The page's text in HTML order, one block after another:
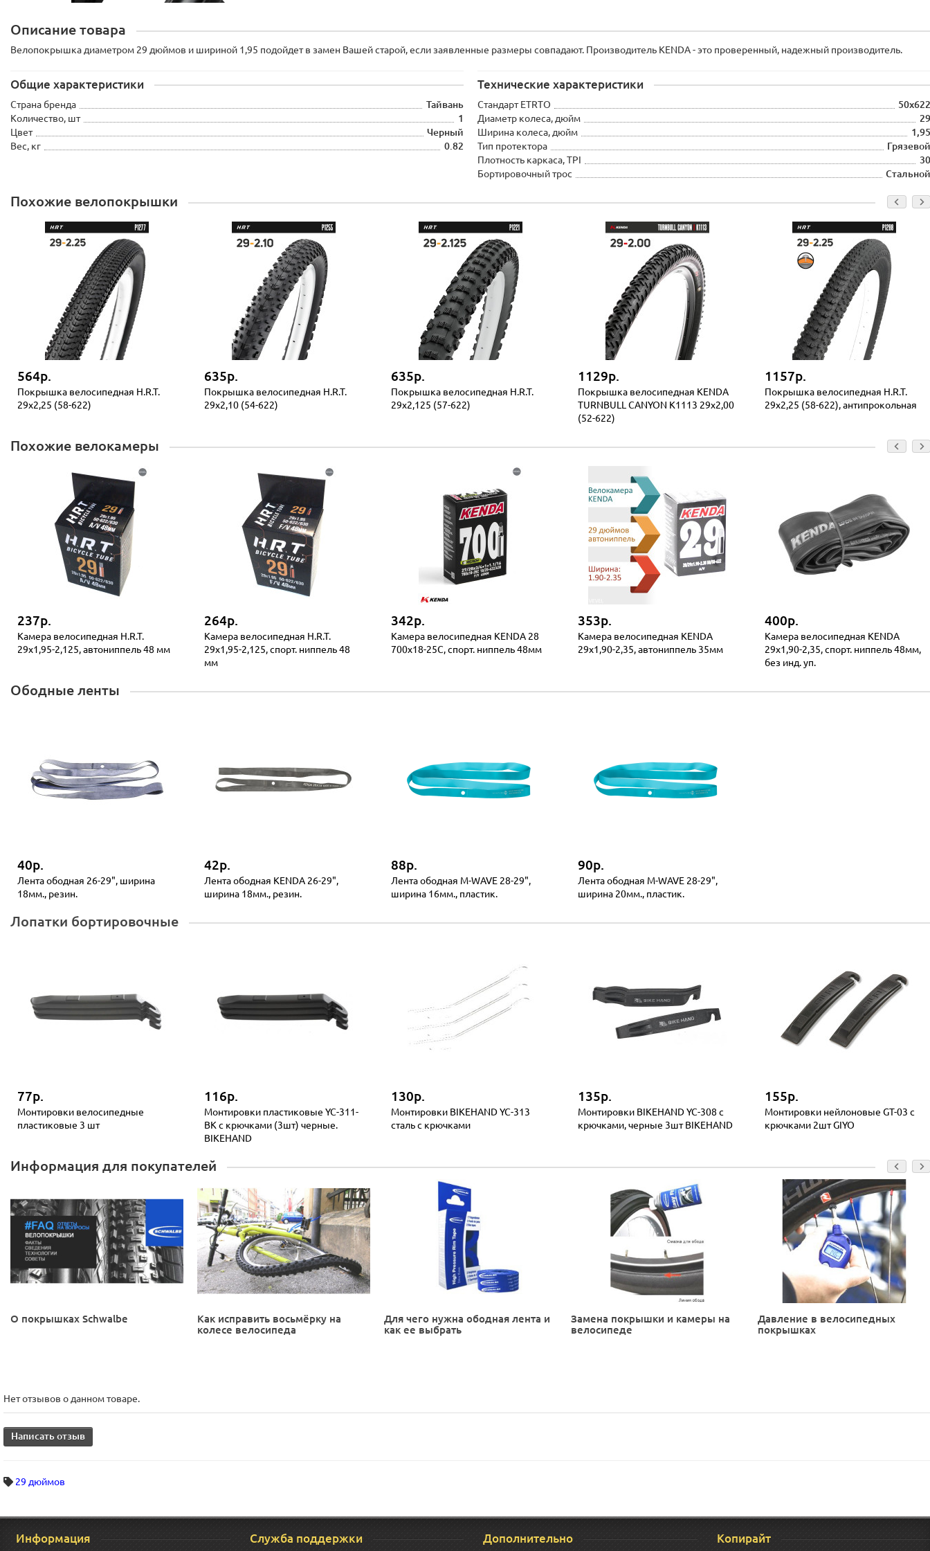
Описание товара
Велопокрышка диаметром 29 дюймов и шириной 1,95 подойдет в замен Вашей старой, если заявленные размеры совпадают. Производитель KENDA - это проверенный, надежный производитель.
Общие характеристики
Страна бренда
Тайвань
Количество, шт
1
Цвет
Черный
Вес, кг
0.82
Технические характеристики
Стандарт ETRTO
50х622
Диаметр колеса, дюйм
29
Ширина колеса, дюйм
1,95
Тип протектора
Грязевой
Плотность каркаса, TPI
30
Бортировочный трос
Стальной
Похожие велопокрышки
564р.
Покрышка велосипедная H.R.T.
29x2,25 (58-622)
635р.
Покрышка велосипедная H.R.T.
29x2,10 (54-622)
635р.
Покрышка велосипедная H.R.T.
29x2,125 (57-622)
1129р.
Покрышка велосипедная KENDA
TURNBULL CANYON K1113 29x2,00
(52-622)
1157р.
Покрышка велосипедная H.R.T.
29x2,25 (58-622), антипрокольная
Похожие велокамеры
237р.
Камера велосипедная H.R.T.
29x1,95-2,125, автониппель 48 мм
264р.
Камера велосипедная H.R.T.
29x1,95-2,125, спорт. ниппель 48
мм
342р.
Камера велосипедная KENDA 28
700х18-25C, спорт. ниппель 48мм
353р.
Камера велосипедная KENDA
29x1,90-2,35, автониппель 35мм
400р.
Камера велосипедная KENDA
29x1,90-2,35, спорт. ниппель 48мм,
без инд. уп.
Ободные ленты
40р.
Лента ободная 26-29", ширина
18мм., резин.
42р.
Лента ободная KENDA 26-29",
ширина 18мм., резин.
88р.
Лента ободная M-WAVE 28-29",
ширина 16мм., пластик.
90р.
Лента ободная M-WAVE 28-29",
ширина 20мм., пластик.
Лопатки бортировочные
77р.
Монтировки велосипедные
пластиковые 3 шт
116р.
Монтировки пластиковые YC-311-
BK с крючками (3шт) черные.
BIKEHAND
130р.
Монтировки BIKEHAND YC-313
сталь с крючками
135р.
Монтировки BIKEHAND YC-308 с
крючками, черные 3шт BIKEHAND
155р.
Монтировки нейлоновые GT-03 с
крючками 2шт GIYO
Информация для покупателей
О покрышках Schwalbe
Как исправить восьмёрку на
колесе велосипеда
Для чего нужна ободная лента и
как ее выбрать
Замена покрышки и камеры на
велосипеде
Давление в велосипедных
покрышках
Нет отзывов о данном товаре.
Написать отзыв
29 дюймов
Информация Служба поддержки Дополнительно Копирайт